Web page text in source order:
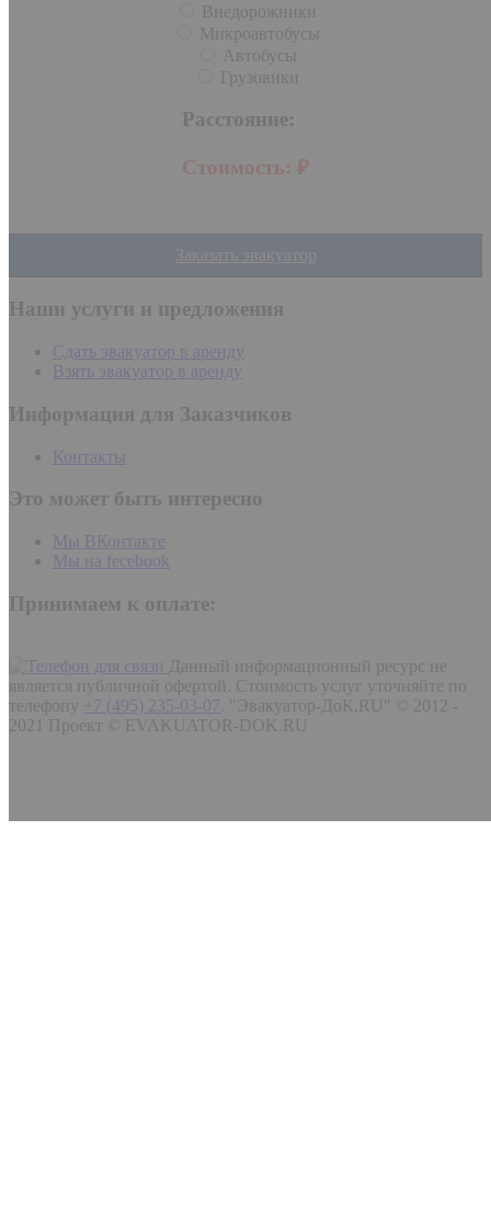
Внедорожники
Микроавтобусы
Автобусы
Грузовики
Расстояние:
Стоимость: ₽
Заказать эвакуатор
Наши услуги и предложения
Сдать эвакуатор в аренду
Взять эвакуатор в аренду
Информация для Заказчиков
Контакты
Это может быть интересно
Мы ВКонтакте
Мы на fecebook
Принимаем к оплате:
Данный информационный ресурс не
является публичной офертой. Стоимость услуг уточняйте по
телефону
+7 (495) 235-03-07 "Эвакуатор-ДоК.RU" © 2012 -
2021 Проект © EVAKUATOR-DOK.RU